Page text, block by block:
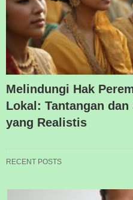
Melindungi Hak
Lokal: Tantangan
yang Realistis
RECENT POSTS